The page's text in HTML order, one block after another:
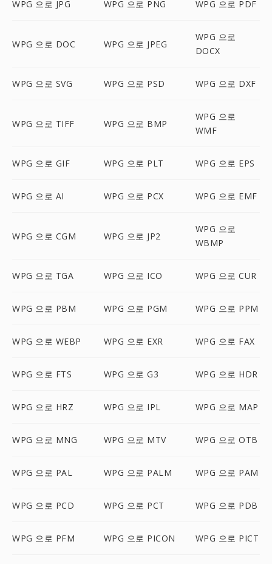
WPG 으로 JPG WPG 으로 PNG WPG 으로 PDF
WPG 으로 DOC WPG 으로 JPEG
WPG 으로
DOCX
WPG 으로 SVG WPG 으로 PSD WPG 으로 DXF
WPG 으로 TIFF WPG 으로 BMP
WPG 으로
WMF
WPG 으로 GIF WPG 으로 PLT WPG 으로 EPS
WPG 으로 AI WPG 으로 PCX WPG 으로 EMF
WPG 으로 CGM WPG 으로 JP2
WPG 으로
WBMP
WPG 으로 TGA WPG 으로 ICO WPG 으로 CUR
WPG 으로 PBM WPG 으로 PGM WPG 으로 PPM
WPG 으로 WEBP WPG 으로 EXR WPG 으로 FAX
WPG 으로 FTS WPG 으로 G3 WPG 으로 HDR
WPG 으로 HRZ WPG 으로 IPL WPG 으로 MAP
WPG 으로 MNG WPG 으로 MTV WPG 으로 OTB
WPG 으로 PAL WPG 으로 PALM WPG 으로 PAM
WPG 으로 PCD WPG 으로 PCT WPG 으로 PDB
WPG 으로 PFM WPG 으로 PICON WPG 으로 PICT